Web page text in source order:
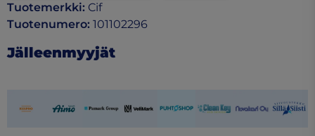
Tuotemerkki: Cif
Tuotenumero: 101102296
Jälleenmyyjät